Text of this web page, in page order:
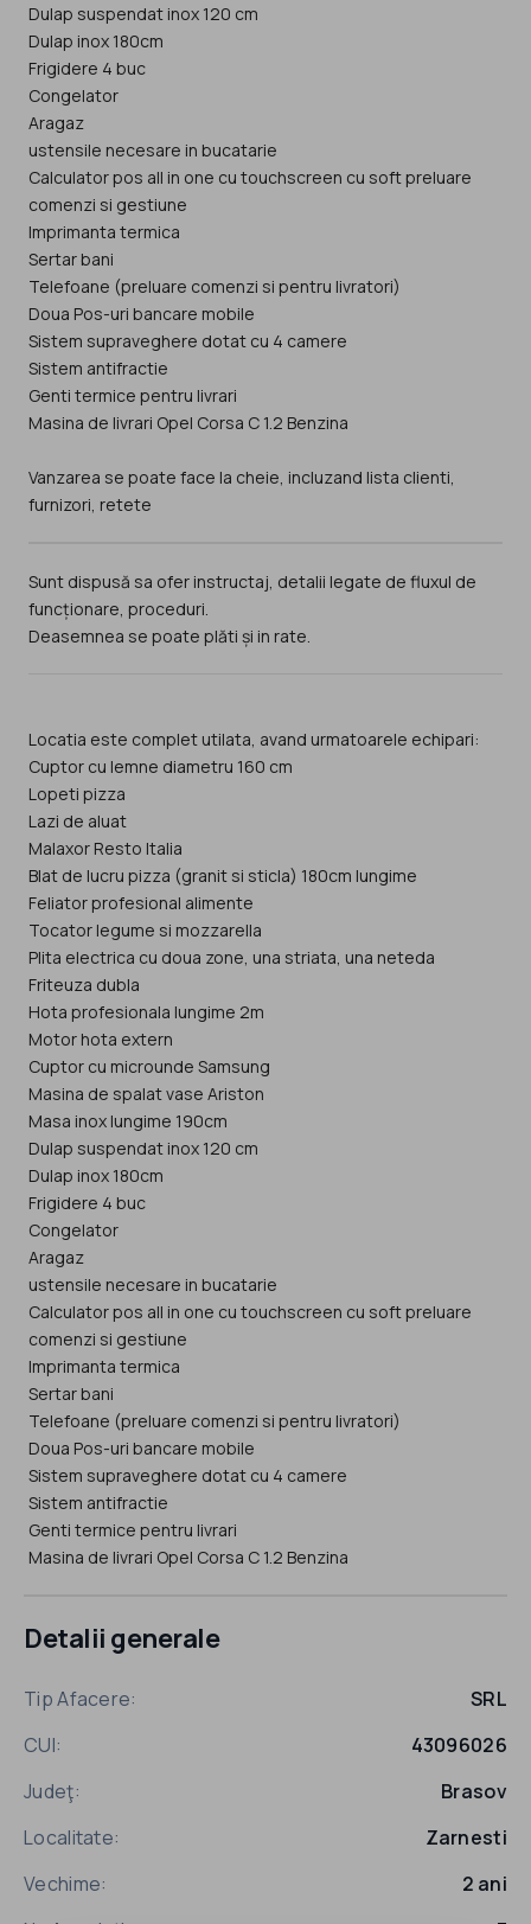
Dulap suspendat inox 120 cm
Dulap inox 180cm
Frigidere 4 buc
Congelator
Aragaz
ustensile necesare in bucatarie
Calculator pos all in one cu touchscreen cu soft preluare
comenzi si gestiune
Imprimanta termica
Sertar bani
Telefoane (preluare comenzi si pentru livratori)
Doua Pos-uri bancare mobile
Sistem supraveghere dotat cu 4 camere
Sistem antifractie
Genti termice pentru livrari
Masina de livrari Opel Corsa C 1.2 Benzina
Vanzarea se poate face la cheie, incluzand lista clienti,
furnizori, retete
Sunt dispusă sa ofer instructaj, detalii legate de fluxul de
funcționare, proceduri.
Deasemnea se poate plăti și in rate.
Locatia este complet utilata, avand urmatoarele echipari:
Cuptor cu lemne diametru 160 cm
Lopeti pizza
Lazi de aluat
Malaxor Resto Italia
Blat de lucru pizza (granit si sticla) 180cm lungime
Feliator profesional alimente
Tocator legume si mozzarella
Plita electrica cu doua zone, una striata, una neteda
Friteuza dubla
Hota profesionala lungime 2m
Motor hota extern
Cuptor cu microunde Samsung
Masina de spalat vase Ariston
Masa inox lungime 190cm
Dulap suspendat inox 120 cm
Dulap inox 180cm
Frigidere 4 buc
Congelator
Aragaz
ustensile necesare in bucatarie
Calculator pos all in one cu touchscreen cu soft preluare
comenzi si gestiune
Imprimanta termica
Sertar bani
Telefoane (preluare comenzi si pentru livratori)
Doua Pos-uri bancare mobile
Sistem supraveghere dotat cu 4 camere
Sistem antifractie
Genti termice pentru livrari
Detalii generale
Tip Afacere:
SRL
CUI:
43096026
Judeţ:
Brasov
Localitate:
Zarnesti
Vechime:
2 ani